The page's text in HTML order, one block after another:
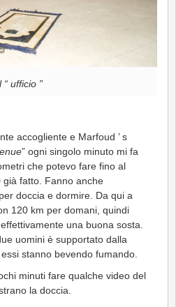
“ ufficio ”
accogliente e Marfoud ’ s
” ogni singolo minuto mi fa
che potevo fare fino al
già fatto. Fanno anche
doccia e dormire. Da qui a
120 km per domani, quindi
una buona sosta.
uomini è supportato dalla
stanno bevendo fumando.
minuti fare qualche video del
la doccia.